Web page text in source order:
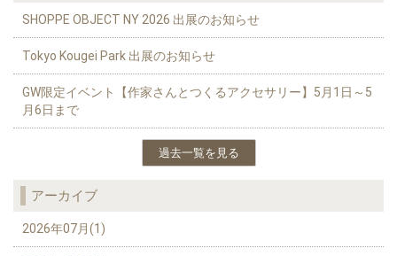
SHOPPE OBJECT NY 2026 出展のお知らせ
Tokyo Kougei Park 出展のお知らせ
GW限定イベント【作家さんとつくるアクセサリー】5月1日～5
月6日まで
過去一覧を見る
アーカイブ
2026年07月(1)